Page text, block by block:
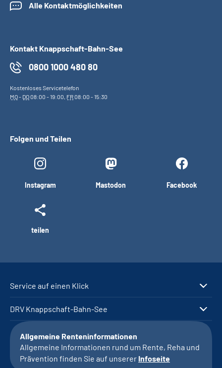
Alle Kontaktmöglichkeiten
Kontakt Knappschaft-Bahn-See
0800 1000 480 80
Kostenloses Servicetelefon
MO- DO08:00 - 19:00, FR08:00 - 15:30
Folgen und Teilen
Instagram Mastodon Facebook
teilen
Service auf einen Klick
DRV Knappschaft-Bahn-See
Allgemeine Renteninformationen
Allgemeine Informationen rund um Rente, Reha und
Prävention finden Sie auf unserer Infoseite